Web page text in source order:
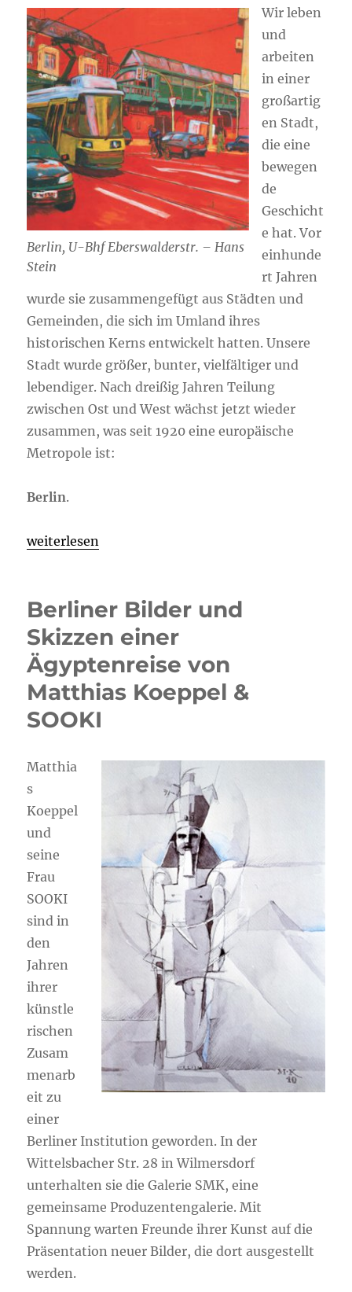
Berlin, U-Bhf Eberswalderstr. – Hans
Stein
Wir leben
und
arbeiten
in einer
großartig
en Stadt,
die eine
bewegen
de
Geschicht
e hat. Vor
einhunde
rt Jahren
wurde sie zusammengefügt aus Städten und
Gemeinden, die sich im Umland ihres
historischen Kerns entwickelt hatten. Unsere
Stadt wurde größer, bunter, vielfältiger und
lebendiger. Nach dreißig Jahren Teilung
zwischen Ost und West wächst jetzt wieder
zusammen, was seit 1920 eine europäische
Metropole ist:
Berlin.
„Einhundert Jahre Gross-Berlin“
weiterlesen
Berliner Bilder und
Skizzen einer
Ägyptenreise von
Matthias Koeppel &
SOOKI
Matthia
s
Koeppel
und
seine
Frau
SOOKI
sind in
den
Jahren
ihrer
künstle
rischen
Zusam
menarb
eit zu
einer
Berliner Institution geworden. In der
Wittelsbacher Str. 28 in Wilmersdorf
unterhalten sie die Galerie SMK, eine
gemeinsame Produzentengalerie. Mit
Spannung warten Freunde ihrer Kunst auf die
Präsentation neuer Bilder, die dort ausgestellt
werden.